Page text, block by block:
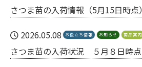
さつま苗の入荷情報（5月15日時点）
2026.05.08 お役立ち情報 お知らせ 商品案内
さつま苗の入荷状況 ５月８日時点